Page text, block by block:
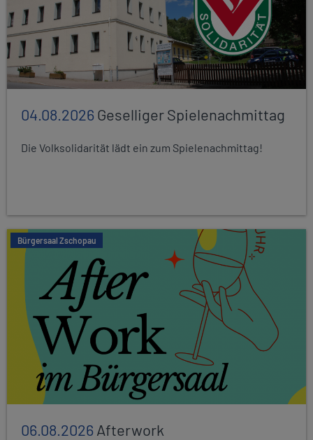
04.08.2026Geselliger Spielenachmittag
Die Volksolidarität lädt ein zum Spielenachmittag!
Bürgersaal Zschopau
06.08.2026Afterwork